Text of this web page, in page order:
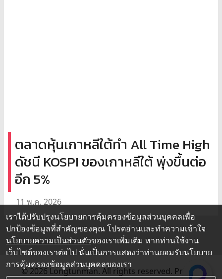
ตลาดหุ้นเกาหลีใต้ทำ All Time High
ดัชนี KOSPI ของเกาหลีใต้ พุ่งขึ้นต่อ
อีก 5%
11 พ.ค. 2026
© 2026 Longtunman. All rights reserved. Privacy
เราได้ปรับปรุงนโยบายการคุ้มครองข้อมูลส่วนบุคคลเพื่อ
ปกป้องข้อมูลที่สำคัญของคุณ โปรดอ่านและทำความเข้าใจ
นโยบายความเป็นส่วนตัวของเราเพิ่มเติม หากท่านใช้งาน
เว็บไซต์ของเราต่อไป นั่นเป็นการแสดงว่าท่านยอมรับนโยบาย
การคุ้มครองข้อมูลส่วนบุคคลของเรา